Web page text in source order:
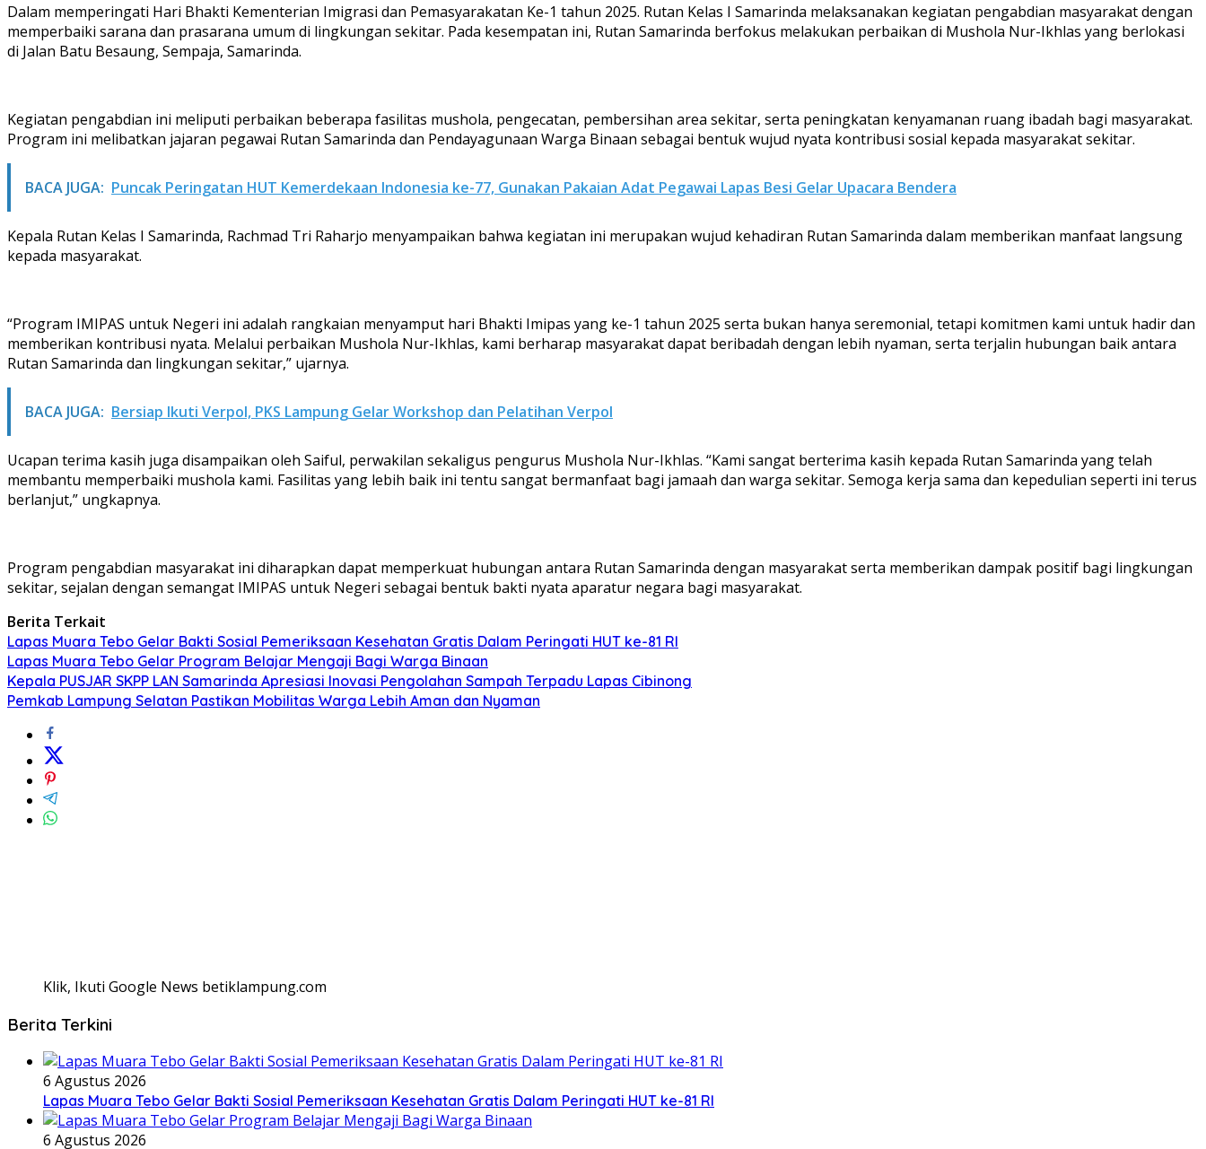
Dalam memperingati Hari Bhakti Kementerian Imigrasi dan Pemasyarakatan Ke-1 tahun 2025. Rutan Kelas I Samarinda melaksanakan kegiatan pengabdian masyarakat dengan
memperbaiki sarana dan prasarana umum di lingkungan sekitar. Pada kesempatan ini, Rutan Samarinda berfokus melakukan perbaikan di Mushola Nur-Ikhlas yang berlokasi
di Jalan Batu Besaung, Sempaja, Samarinda.
Kegiatan pengabdian ini meliputi perbaikan beberapa fasilitas mushola, pengecatan, pembersihan area sekitar, serta peningkatan kenyamanan ruang ibadah bagi masyarakat.
Program ini melibatkan jajaran pegawai Rutan Samarinda dan Pendayagunaan Warga Binaan sebagai bentuk wujud nyata kontribusi sosial kepada masyarakat sekitar.
BACA JUGA: Puncak Peringatan HUT Kemerdekaan Indonesia ke-77, Gunakan Pakaian Adat Pegawai Lapas Besi Gelar Upacara Bendera
Kepala Rutan Kelas I Samarinda, Rachmad Tri Raharjo menyampaikan bahwa kegiatan ini merupakan wujud kehadiran Rutan Samarinda dalam memberikan manfaat langsung
kepada masyarakat.
“Program IMIPAS untuk Negeri ini adalah rangkaian menyamput hari Bhakti Imipas yang ke-1 tahun 2025 serta bukan hanya seremonial, tetapi komitmen kami untuk hadir dan
memberikan kontribusi nyata. Melalui perbaikan Mushola Nur-Ikhlas, kami berharap masyarakat dapat beribadah dengan lebih nyaman, serta terjalin hubungan baik antara
Rutan Samarinda dan lingkungan sekitar,” ujarnya.
BACA JUGA: Bersiap Ikuti Verpol, PKS Lampung Gelar Workshop dan Pelatihan Verpol
Ucapan terima kasih juga disampaikan oleh Saiful, perwakilan sekaligus pengurus Mushola Nur-Ikhlas. “Kami sangat berterima kasih kepada Rutan Samarinda yang telah
membantu memperbaiki mushola kami. Fasilitas yang lebih baik ini tentu sangat bermanfaat bagi jamaah dan warga sekitar. Semoga kerja sama dan kepedulian seperti ini terus
berlanjut,” ungkapnya.
Program pengabdian masyarakat ini diharapkan dapat memperkuat hubungan antara Rutan Samarinda dengan masyarakat serta memberikan dampak positif bagi lingkungan
sekitar, sejalan dengan semangat IMIPAS untuk Negeri sebagai bentuk bakti nyata aparatur negara bagi masyarakat.
Berita Terkait
Lapas Muara Tebo Gelar Bakti Sosial Pemeriksaan Kesehatan Gratis Dalam Peringati HUT ke-81 RI
Lapas Muara Tebo Gelar Program Belajar Mengaji Bagi Warga Binaan
Kepala PUSJAR SKPP LAN Samarinda Apresiasi Inovasi Pengolahan Sampah Terpadu Lapas Cibinong
Pemkab Lampung Selatan Pastikan Mobilitas Warga Lebih Aman dan Nyaman
Klik, Ikuti Google News betiklampung.com
Berita Terkini
6 Agustus 2026
Lapas Muara Tebo Gelar Bakti Sosial Pemeriksaan Kesehatan Gratis Dalam Peringati HUT ke-81 RI
6 Agustus 2026